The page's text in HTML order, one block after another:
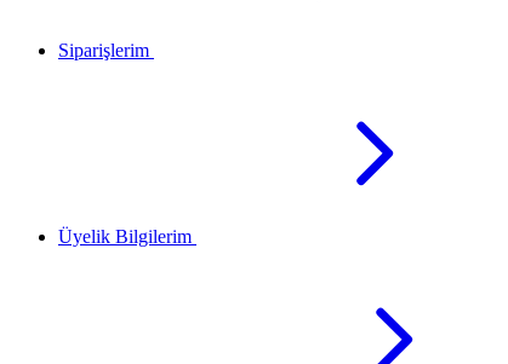
Siparişlerim
Üyelik Bilgilerim